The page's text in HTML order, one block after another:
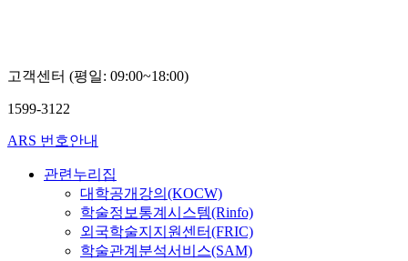
고객센터 (평일: 09:00~18:00)
1599-3122
ARS 번호안내
관련누리집
대학공개강의(KOCW)
학술정보통계시스템(Rinfo)
외국학술지지원센터(FRIC)
학술관계분석서비스(SAM)